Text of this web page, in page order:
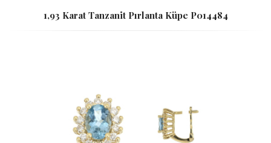
1,93 Karat Tanzanit Pırlanta Küpe P014484